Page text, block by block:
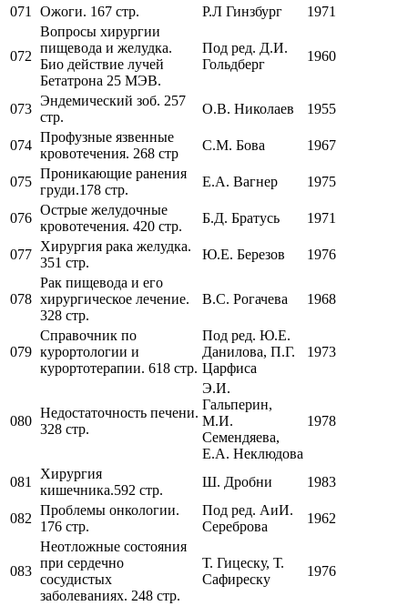
071 Ожоги. 167 стр. Р.Л Гинзбург 1971
072
Вопросы хирургии
пищевода и желудка.
Био действие лучей
Бетатрона 25 МЭВ.
Под ред. Д.И.
Гольдберг
1960
073
Эндемический зоб. 257
стр.
О.В. Николаев 1955
074
Профузные язвенные
кровотечения. 268 стр
С.М. Бова 1967
075
Проникающие ранения
груди.178 стр.
Е.А. Вагнер 1975
076
Острые желудочные
кровотечения. 420 стр.
Б.Д. Братусь 1971
077
Хирургия рака желудка.
351 стр.
Ю.Е. Березов 1976
078
Рак пищевода и его
хирургическое лечение.
328 стр.
В.С. Рогачева 1968
079
Справочник по
курортологии и
курортотерапии. 618 стр.
Под ред. Ю.Е.
Данилова, П.Г.
Царфиса
1973
080
Недостаточность печени.
328 стр.
Э.И.
Гальперин,
М.И.
Семендяева,
Е.А. Неклюдова
1978
081
Хирургия
кишечника.592 стр.
Ш. Дробни 1983
082
Проблемы онкологии.
176 стр.
Под ред. АиИ.
Сереброва
1962
083
Неотложные состояния
при сердечно
сосудистых
заболеваниях. 248 стр.
Т. Гицеску, Т.
Сафиреску
1976